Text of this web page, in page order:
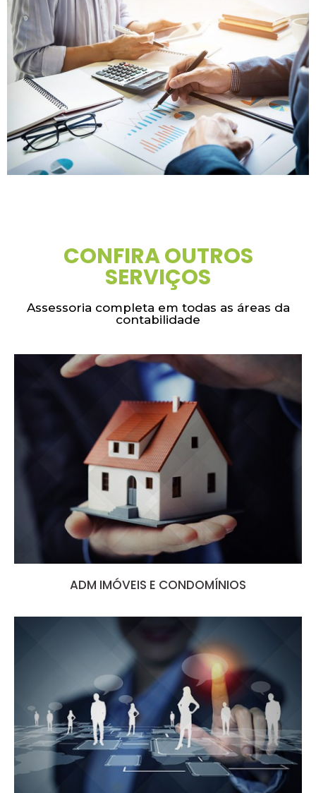
CONFIRA OUTROS
SERVIÇOS
Assessoria completa em todas as áreas da
contabilidade
ADM IMÓVEIS E CONDOMÍNIOS